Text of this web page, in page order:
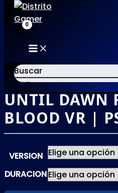
al
contenido
MAIN
MENU
Buscar
×
UNTIL DAWN
BLOOD VR |
VERSION
DURACION